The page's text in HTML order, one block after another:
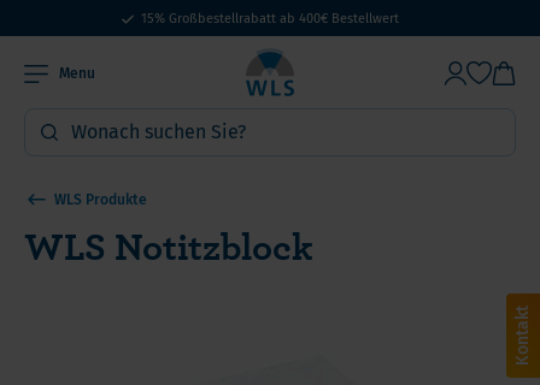
15% Großbestellrabatt ab 400€ Bestellwert
Menu
WLS Produkte
WLS Notitzblock
Kontakt